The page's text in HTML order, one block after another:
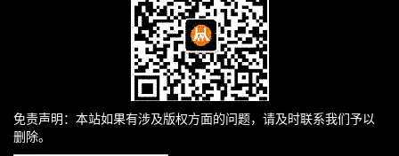
免责声明：本站如果有涉及版权方面的问题，请及时联系我们予以
删除。